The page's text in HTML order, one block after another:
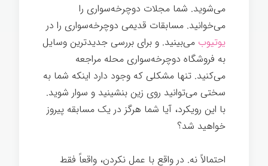
می‌شوید. شما مجلات دوچرخه‌سواری را
می‌خوانید. مسابقات قدیمی دوچرخه‌سواری را در
یوتیوب می‌بینید. و برای بررسی جدیدترین وسایل
به فروشگاه دوچرخه‌سواری محله مراجعه
می‌کنید. تنها مشکلی که وجود دارد اینکه شما به
سختی می‌توانید روی زین بنشینید و سوار شوید.
با این رویکرد، آیا شما هرگز در یک مسابقه پیروز
خواهید شد؟
احتمالاً نه. در واقع با عمل نکردن، واقعاً فقط